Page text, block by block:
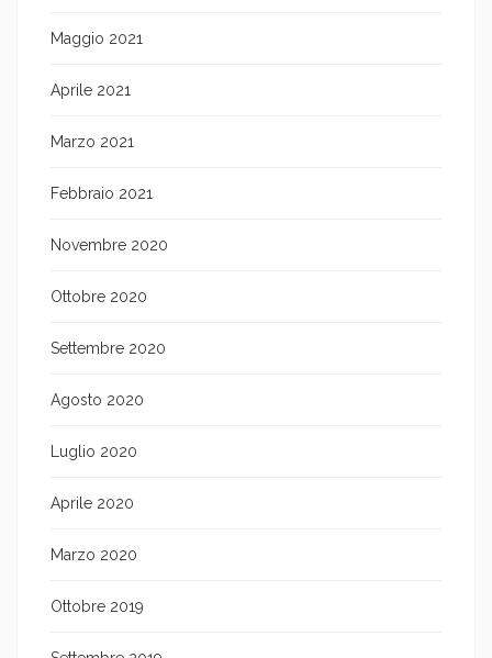
Maggio 2021
Aprile 2021
Marzo 2021
Febbraio 2021
Novembre 2020
Ottobre 2020
Settembre 2020
Agosto 2020
Luglio 2020
Aprile 2020
Marzo 2020
Ottobre 2019